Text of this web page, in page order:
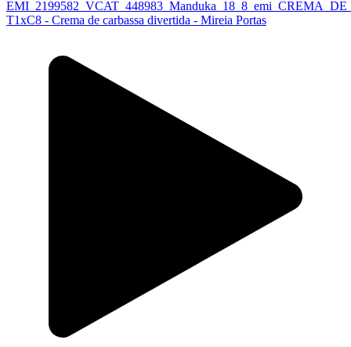
T1xC8 - Crema de carbassa divertida - Mireia Portas